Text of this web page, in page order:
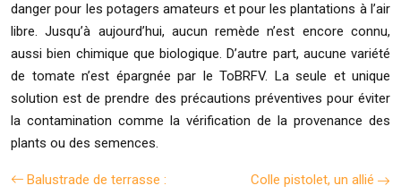
danger pour les potagers amateurs et pour les plantations à l’air
libre. Jusqu’à aujourd’hui, aucun remède n’est encore connu,
aussi bien chimique que biologique. D’autre part, aucune variété
de tomate n’est épargnée par le ToBRFV. La seule et unique
solution est de prendre des précautions préventives pour éviter
la contamination comme la vérification de la provenance des
plants ou des semences.
Balustrade de terrasse :
Colle pistolet, un allié